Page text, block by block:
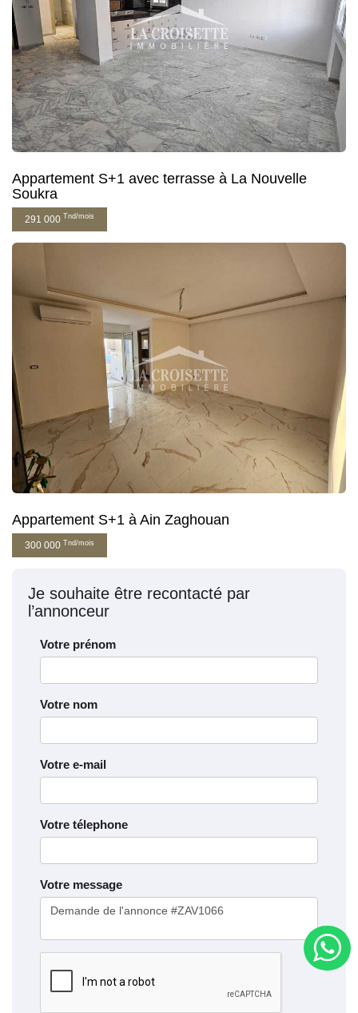
Appartement S+1 avec terrasse à La Nouvelle
Soukra
291 000 Tnd/mois
Appartement S+1 à Ain Zaghouan
300 000 Tnd/mois
Je souhaite être recontacté par
l’annonceur
Votre prénom
Votre nom
Votre e-mail
Votre télephone
Votre message